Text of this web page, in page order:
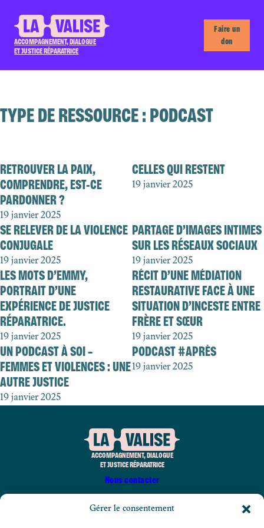
Gérer le consentement
ACCOMPAGNEMENT, DIALOGUE
ET JUSTICE RÉPARATRICE
Faire un
don
TYPE DE RESSOURCE :PODCAST
RETROUVER LA PAIX,
COMPRENDRE, EST-CE
PARDONNER ?
19 janvier 2025
CELLES QUI RESTENT
19 janvier 2025
SE RELEVER DE LA VIOLENCE
CONJUGALE
19 janvier 2025
PARTAGE D’IMAGES INTIMES
SUR LES RÉSEAUX SOCIAUX
19 janvier 2025
LES MOTS D’EMMY,
PORTRAIT D’UNE
EXPÉRIENCE DE JUSTICE
RÉPARATRICE.
19 janvier 2025
RÉCIT D’UNE MÉDIATION
RESTAURATIVE FACE À UNE
SITUATION D’INCESTE ENTRE
FRÈRE ET SŒUR
19 janvier 2025
UN PODCAST À SOI –
FEMMES ET VIOLENCES : UNE
AUTRE JUSTICE
19 janvier 2025
PODCAST #APRÈS
19 janvier 2025
ACCOMPAGNEMENT, DIALOGUE
ET JUSTICE RÉPARATRICE
Nous contacter